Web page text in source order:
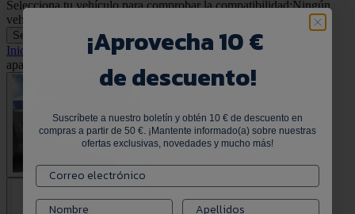
Selecciona tu vehículo para comprobar la compatibilidad:Ningún
vehículo seleccionado
Selecciona tu vehículo Selecciona tu vehículo
Inicio Todos los productos• Xvision (SCC)* Sensor de
aparcamiento con accesorio desde 11/2017 en adelante
¡Aprovecha 10 €
de descuento!
Suscríbete a nuestro boletín y obtén 10 € de descuento en
compras a partir de 50 €. ¡Mantente informado(a) sobre nuestras
ofertas exclusivas, novedades y mucho más!